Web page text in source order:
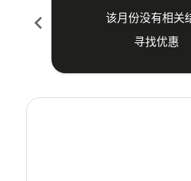
chevron_left
该月份没有相关
寻找优惠